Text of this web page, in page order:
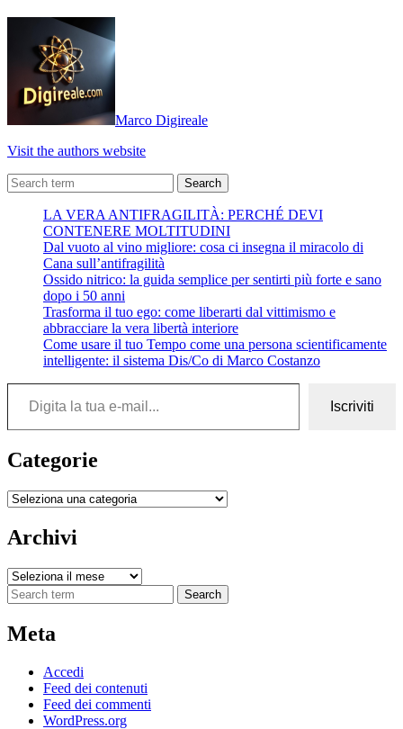
Marco Digireale
Visit the authors website
Search
LA VERA ANTIFRAGILITÀ: PERCHÉ DEVI
CONTENERE MOLTITUDINI
Dal vuoto al vino migliore: cosa ci insegna il miracolo di
Cana sull’antifragilità
Ossido nitrico: la guida semplice per sentirti più forte e sano
dopo i 50 anni
Trasforma il tuo ego: come liberarti dal vittimismo e
abbracciare la vera libertà interiore
Come usare il tuo Tempo come una persona scientificamente
intelligente: il sistema Dis/Co di Marco Costanzo
Digita la tua e-mail...
Iscriviti
Categorie
Categorie
Archivi
Archivi
Search
Meta
Accedi
Feed dei contenuti
Feed dei commenti
WordPress.org